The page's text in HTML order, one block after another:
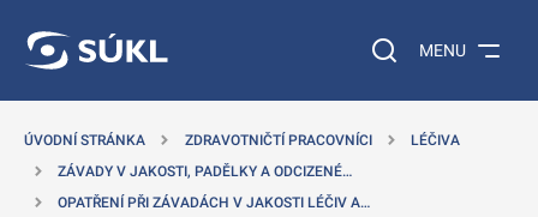
Vyhledávání na
MENU
ÚVODNÍ STRÁNKA ZDRAVOTNIČTÍ PRACOVNÍCI
LÉČIVA
ZÁVADY V JAKOSTI, PADĚLKY A ODCIZENÉ…
OPATŘENÍ PŘI ZÁVADÁCH V JAKOSTI LÉČIV A…